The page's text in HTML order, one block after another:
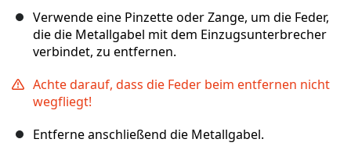
Verwende eine Pinzette oder Zange, um die Feder,
die die Metallgabel mit dem Einzugsunterbrecher
verbindet, zu entfernen.
Achte darauf, dass die Feder beim entfernen nicht
wegfliegt!
Entferne anschließend die Metallgabel.